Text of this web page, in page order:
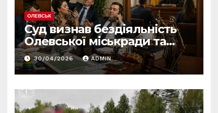
ОЛЕВСЬК
Суд визнав бездіяльність
Олевської міськради та
зобов’язав усунути
порушення
30/04/2026 ADMIN